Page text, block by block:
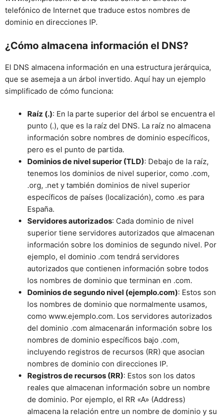
telefónico de Internet que traduce estos nombres de
dominio en direcciones IP.
¿Cómo almacena información el DNS?
El DNS almacena información en una estructura jerárquica,
que se asemeja a un árbol invertido. Aquí hay un ejemplo
simplificado de cómo funciona:
Raíz (.): En la parte superior del árbol se encuentra el
punto (.), que es la raíz del DNS. La raíz no almacena
información sobre nombres de dominio específicos,
pero es el punto de partida.
Dominios de nivel superior (TLD): Debajo de la raíz,
tenemos los dominios de nivel superior, como .com,
.org, .net y también dominios de nivel superior
específicos de países (localización), como .es para
España.
Servidores autorizados: Cada dominio de nivel
superior tiene servidores autorizados que almacenan
información sobre los dominios de segundo nivel. Por
ejemplo, el dominio .com tendrá servidores
autorizados que contienen información sobre todos
los nombres de dominio que terminan en .com.
Dominios de segundo nivel (ejemplo.com): Estos son
los nombres de dominio que normalmente usamos,
como www.ejemplo.com. Los servidores autorizados
del dominio .com almacenarán información sobre los
nombres de dominio específicos bajo .com,
incluyendo registros de recursos (RR) que asocian
nombres de dominio con direcciones IP.
Registros de recursos (RR): Estos son los datos
reales que almacenan información sobre un nombre
de dominio. Por ejemplo, el RR «A» (Address)
almacena la relación entre un nombre de dominio y su